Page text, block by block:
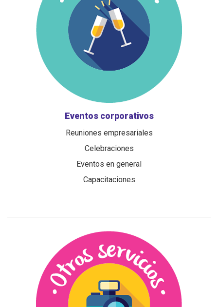
Eventos corporativos
Reuniones empresariales
Celebraciones
Eventos en general
Capacitaciones